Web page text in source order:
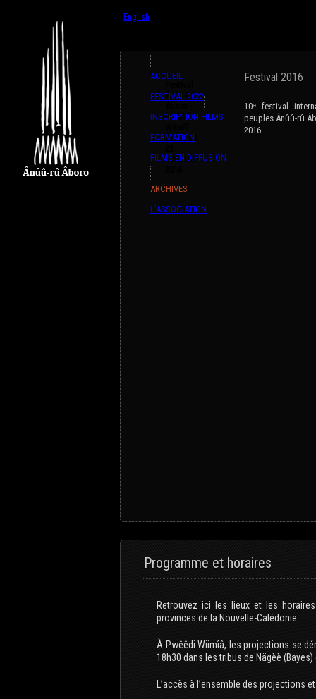
English
ACCUEIL
FESTIVAL 2022
INSCRIPTION FILMS
FORMATION
FILMS EN DIFFUSION
ARCHIVES
L’ASSOCIATION
Festival
Ânûû-Rû
Pwêêdi
du 14 au
octobre
Festival 2016
10ᶱ festival
peuples Ânûû-rû
2016
Programme et horaires
Retrouvez ici les lieux et les
provinces de la Nouvelle-Calédonie.
À Pwêêdi Wiimîâ, les projections se
18h30 dans les tribus de Nägèè
L’accès à l’ensemble des projections